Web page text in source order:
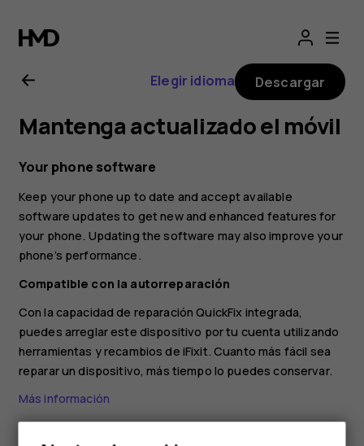
Guía
del
usuario
de
Nokia
G10
Smartphones
Elegir idioma Descargar
Mantenga actualizado el móvil
Your phone software
Keep your phone up to date and accept available
software updates to get new and enhanced features for
your phone. Updating the software may also improve your
phone’s performance.
Compatible con la autorreparación
Con la capacidad de reparación QuickFix integrada,
puedes arreglar este dispositivo por tu cuenta utilizando
herramientas y recambios de iFixit. Cuanto más fácil sea
reparar un dispositivo, más tiempo lo puedes conservar.
Más información